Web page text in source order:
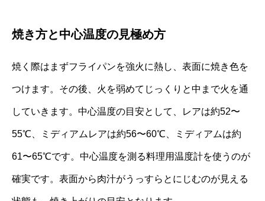
焼き方と中心温度の見極め方
焼く際はまずフライパンを強火に熱し、表面に焼き色を
つけます。その後、火を弱めてじっくりと中まで火を通
していきます。中心温度の目安として、レアは約52〜
55℃、ミディアムレアは約56〜60℃、ミディアムは約
61〜65℃です。中心温度を測る料理用温度計を使うのが
確実です。表面から肉汁がうっすらとにじむのが見える